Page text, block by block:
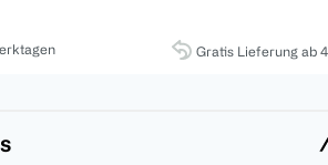
Gratis Lieferung ab